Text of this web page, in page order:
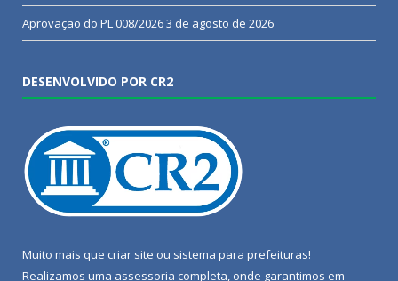
Aprovação do PL 008/20263 de agosto de 2026
DESENVOLVIDO POR CR2
Muito mais que criar site ou sistema para prefeituras!
Realizamos uma assessoria completa, onde garantimos em